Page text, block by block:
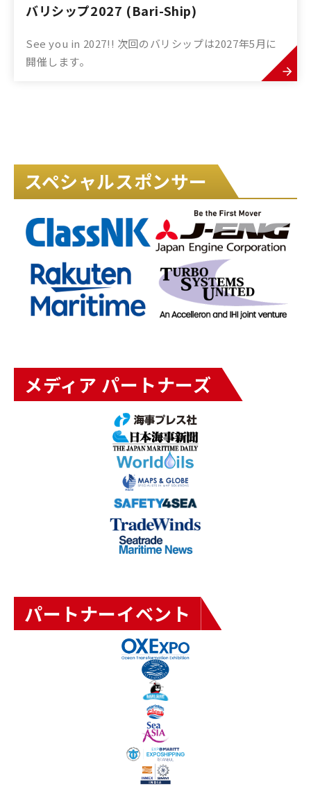
バリシップ2027 (Bari-Ship)
See you in 2027!! 次回のバリシップは2027年5月に
開催します。
スペシャルスポンサー
メディア パートナーズ
パートナーイベント